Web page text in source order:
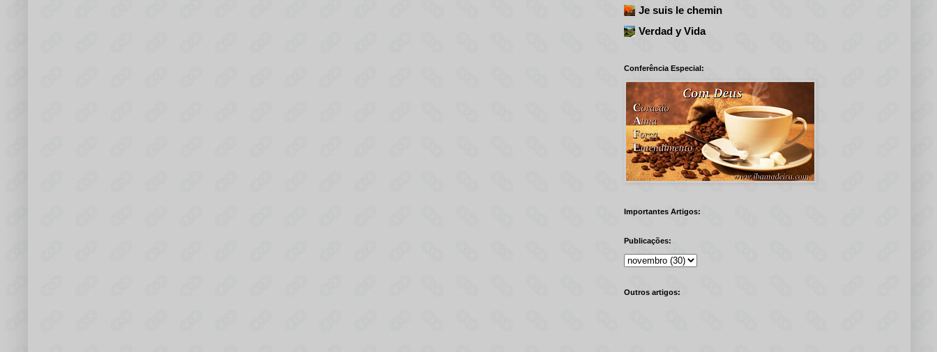
Je suis le chemin
Verdad y Vida
Conferência Especial:
Importantes Artigos:
Publicações:
Outros artigos: